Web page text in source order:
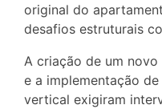
original do
desafios estruturais
A criação de um
e a implementação
vertical exigiram